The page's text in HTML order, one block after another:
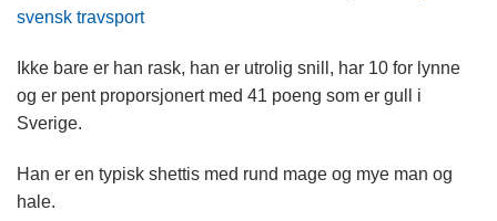
svensk travsport
Ikke bare er han rask, han er utrolig snill, har 10 for lynne
og er pent proporsjonert med 41 poeng som er gull i
Sverige.
Han er en typisk shettis med rund mage og mye man og
hale.